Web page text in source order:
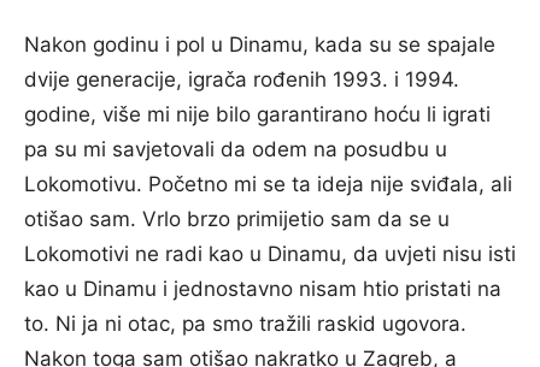
Nakon godinu i pol u Dinamu, kada su se spajale
dvije generacije, igrača rođenih 1993. i 1994.
godine, više mi nije bilo garantirano hoću li igrati
pa su mi savjetovali da odem na posudbu u
Lokomotivu. Početno mi se ta ideja nije sviđala, ali
otišao sam. Vrlo brzo primijetio sam da se u
Lokomotivi ne radi kao u Dinamu, da uvjeti nisu isti
kao u Dinamu i jednostavno nisam htio pristati na
to. Ni ja ni otac, pa smo tražili raskid ugovora.
Nakon toga sam otišao nakratko u Zagreb, a